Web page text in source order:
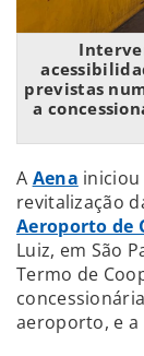
previstas
a
A Aena iniciou
revitalização
Aeroporto de
Luiz, em São
Termo de
aeroporto, e a